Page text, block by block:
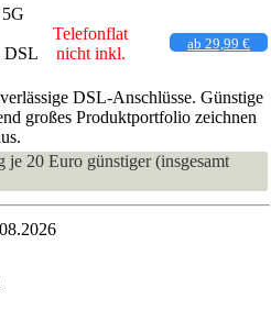
DSL
Telefonflat
nicht inkl.
ab 29,99 €
DSL-Anschlüsse. Günstige
großes Produktportfolio zeichnen
20 Euro günstiger (insgesamt